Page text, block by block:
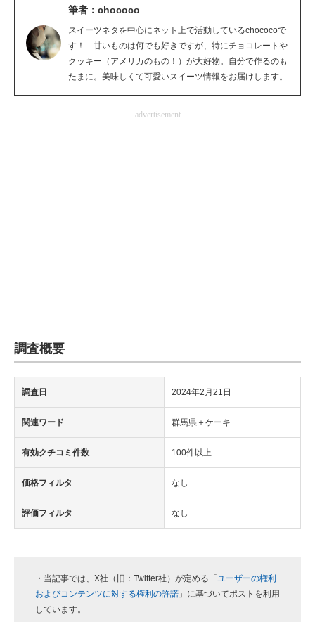
ITエンジニア向け専門サイト
企業向けIT製品の総合サイト
IT製品の技術・比較・事例
筆者：chococo
スイーツネタを中心にネット上で活動しているchococoで
す！ 甘いものは何でも好きですが、特にチョコレートや
クッキー（アメリカのもの！）が大好物。自分で作るのも
たまに。美味しくて可愛いスイーツ情報をお届けします。
advertisement
調査概要
調査日 2024年2月21日
関連ワード 群馬県＋ケーキ
有効クチコミ件数 100件以上
価格フィルタ なし
評価フィルタ なし
・当記事では、X社（旧：Twitter社）が定める「 ユーザーの権利
およびコンテンツに対する権利の許諾 」に基づいてポストを利用
しています。